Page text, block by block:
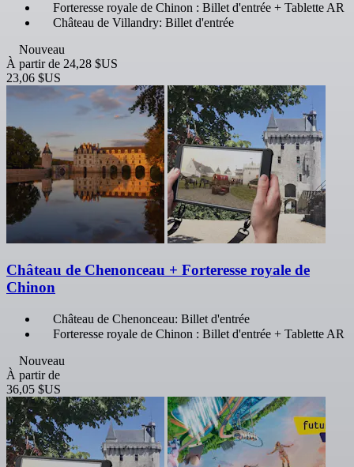
Forteresse royale de Chinon : Billet d'entrée + Tablette AR
Château de Villandry: Billet d'entrée
Nouveau
À partir de 24,28 $US
23,06 $US
Château de Chenonceau + Forteresse royale de
Chinon
Château de Chenonceau: Billet d'entrée
Forteresse royale de Chinon : Billet d'entrée + Tablette AR
Nouveau
À partir de
36,05 $US